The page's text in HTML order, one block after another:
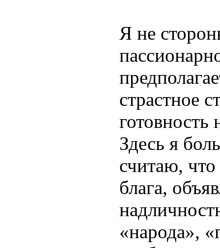
Я не
страстное
готовность
Здесь я
считаю,
блага,
«народа»,